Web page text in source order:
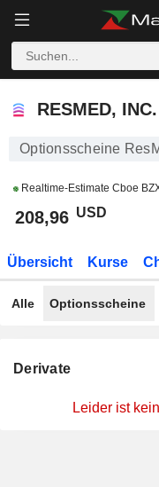
RESMED, INC.
RESMED, INC.
Optionsscheine
Realtime-Estimate Cboe
208,96 USD
Übersicht Kurse
Alle Optionsscheine
Derivate
Leider ist